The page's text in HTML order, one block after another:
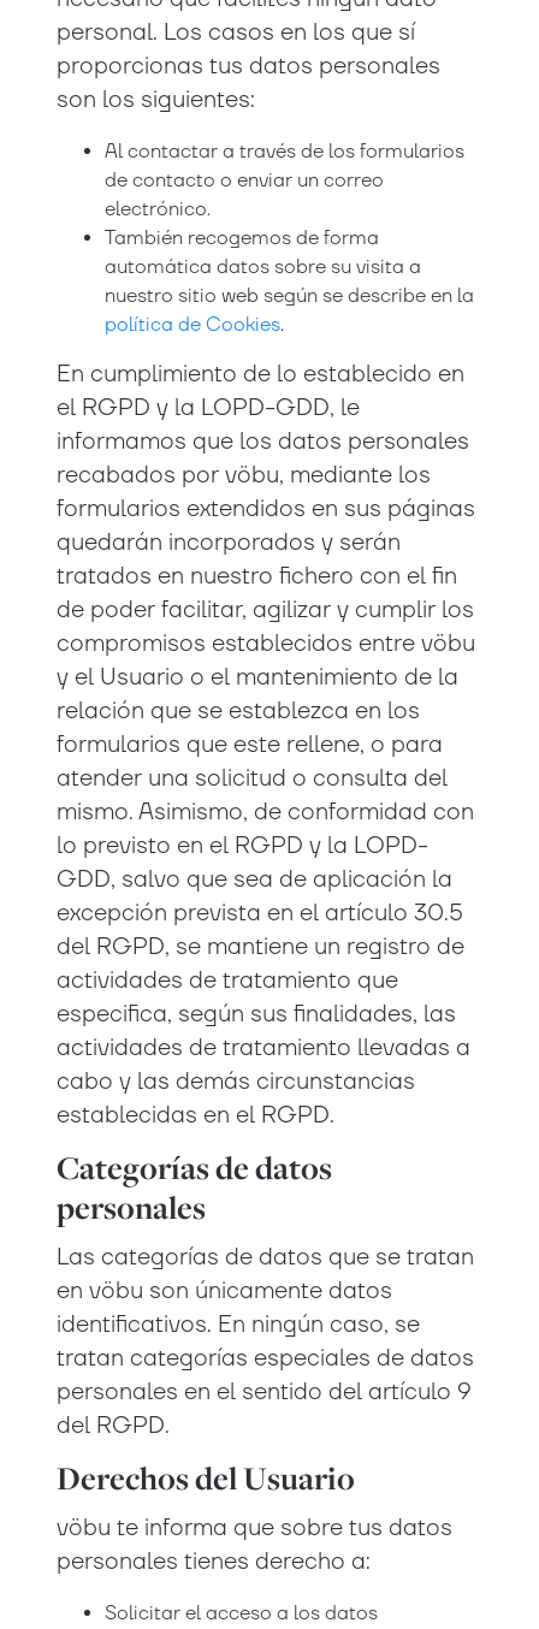
personal. Los casos en los que sí
proporcionas tus datos personales
son los siguientes:
Al contactar a través de los formularios
de contacto o enviar un correo
electrónico.
También recogemos de forma
automática datos sobre su visita a
nuestro sitio web según se describe en la
política de Cookies.
En cumplimiento de lo establecido en
el RGPD y la LOPD-GDD, le
informamos que los datos personales
recabados por vöbu, mediante los
formularios extendidos en sus páginas
quedarán incorporados y serán
tratados en nuestro fichero con el fin
de poder facilitar, agilizar y cumplir los
compromisos establecidos entre vöbu
y el Usuario o el mantenimiento de la
relación que se establezca en los
formularios que este rellene, o para
atender una solicitud o consulta del
mismo. Asimismo, de conformidad con
lo previsto en el RGPD y la LOPD-
GDD, salvo que sea de aplicación la
excepción prevista en el artículo 30.5
del RGPD, se mantiene un registro de
actividades de tratamiento que
especifica, según sus finalidades, las
actividades de tratamiento llevadas a
cabo y las demás circunstancias
establecidas en el RGPD.
Categorías de datos
personales
Las categorías de datos que se tratan
en vöbu son únicamente datos
identificativos. En ningún caso, se
tratan categorías especiales de datos
personales en el sentido del artículo 9
del RGPD.
Derechos del Usuario
vöbu te informa que sobre tus datos
personales tienes derecho a:
Solicitar el acceso a los datos